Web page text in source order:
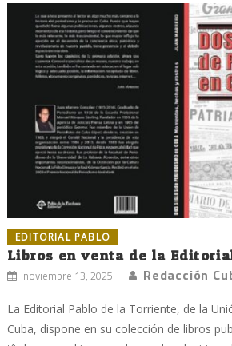
EDITORIAL PABLO
Libros en venta de la
noviembre 13, 2025 Redacción
La Editorial Pablo de la Torriente, de la
Cuba, dispone en su colección de libros